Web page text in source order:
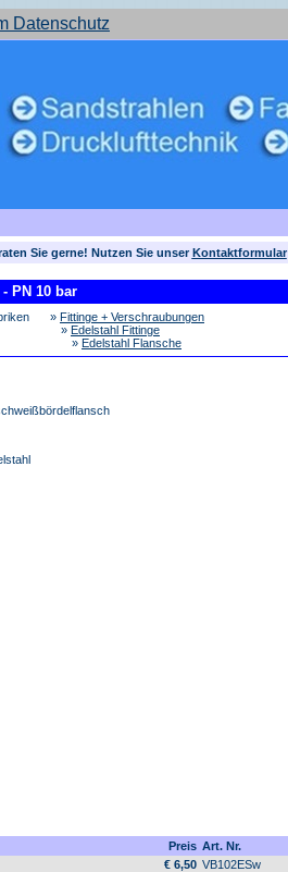
Datenschutz
Sie gerne! Nutzen Sie unserKontaktformular
PN 10 bar
» Fittinge + Verschraubungen
» Edelstahl Fittinge
» Edelstahl Flansche
Preis Art. Nr.
€ 6,50 VB102ESw